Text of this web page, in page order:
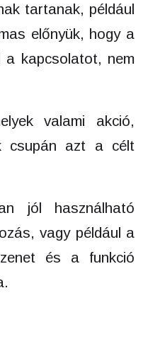
tartanak, például
előnyük, hogy a
a kapcsolatot, nem
valami akció,
csupán azt a célt
jól használható
vagy például a
és a funkció